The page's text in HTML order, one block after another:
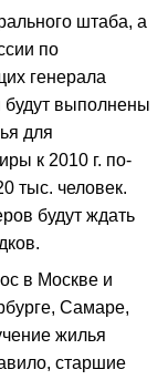
штаба, а
по
генерала
выполнены
для
к 2010 г. по-
тыс. человек.
будут ждать
в Москве и
Самаре,
жилья
старшие